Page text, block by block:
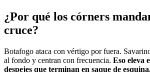
¿Por qué los córners
cruce?
Botafogo ataca con vértigo por fuera.
al fondo y centran con frecuencia. Eso eleva
despejes que terminan en saque de